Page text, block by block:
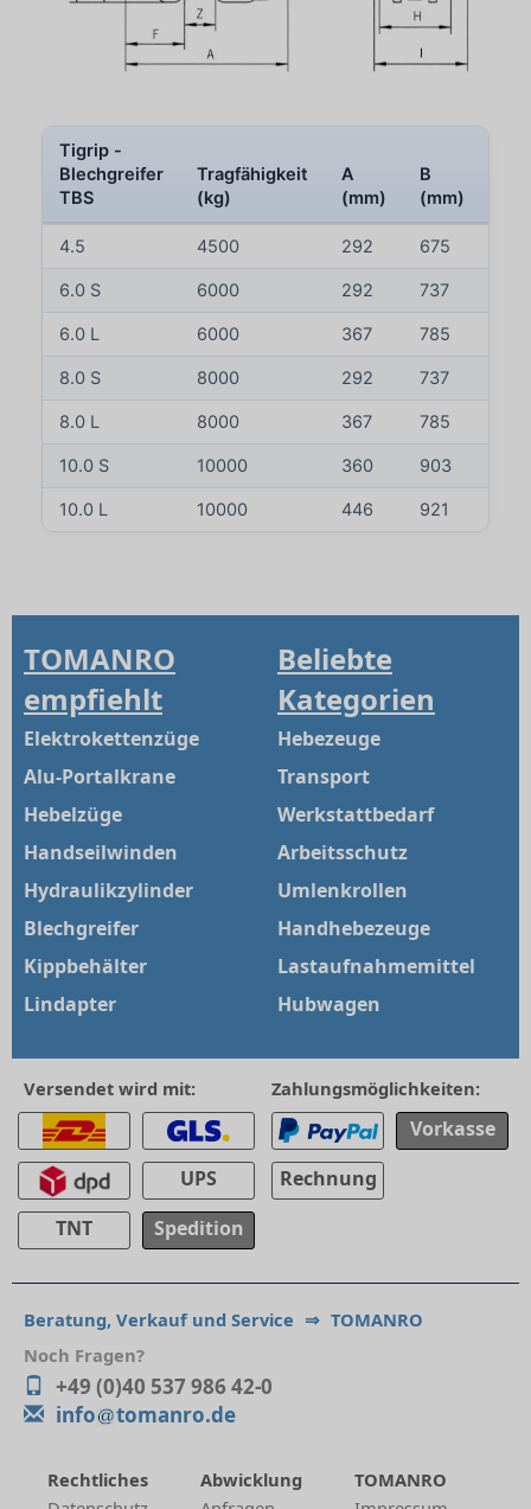
Tigrip -
Blechgreifer
TBS
Tragfähigkeit
(kg)
A
(mm)
B
(mm)
4.5 4500 292 675
6.0 S 6000 292 737
6.0 L 6000 367 785
8.0 S 8000 292 737
8.0 L 8000 367 785
10.0 S 10000 360 903
10.0 L 10000 446 921
TOMANRO
empfiehlt
Elektrokettenzüge
Alu-Portalkrane
Hebelzüge
Handseilwinden
Hydraulikzylinder
Blechgreifer
Kippbehälter
Lindapter
Beliebte
Kategorien
Hebezeuge
Transport
Werkstattbedarf
Arbeitsschutz
Umlenkrollen
Handhebezeuge
Lastaufnahmemittel
Hubwagen
Versendet wird mit:
UPS
TNT
Spedition
Zahlungsmöglichkeiten:
Vorkasse
Rechnung
Beratung, Verkauf und Service ⇒ TOMANRO
Noch Fragen?
+49 (0)40 537 986 42-0
info
tomanro.de
Rechtliches
Abwicklung
TOMANRO